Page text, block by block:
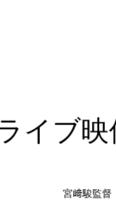
ライブ
宮﨑駿監督